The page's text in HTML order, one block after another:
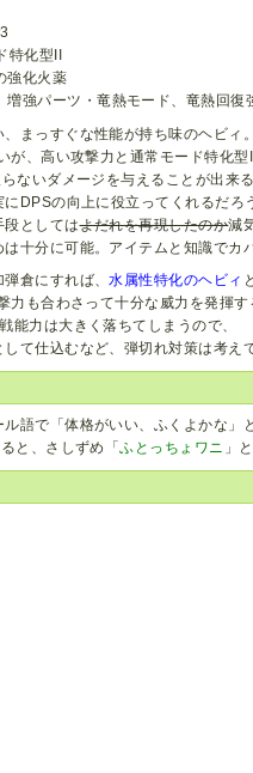
化型II
強化火薬
強パーツ・竜熱モード、竜熱回復
まっすぐな性能が持ち味のヘビィ。
が、高い攻撃力と通常モード特化
ないダメージを与えることが出来る
DPSの向上に役立ってくれるだろ
段としてはよだれを再現したのか減
十分に可能。アイテムと知識でカ
弾倉にすれば、水属性特化のヘビィ
も合わさって十分な威力を発揮す
能力は大きく落ちてしまうので、
して仕込むなど、弾切れ対策は考え
語で「体格がいい、ふくよかな」
と、さしずめ「ふとっちょワニ 」